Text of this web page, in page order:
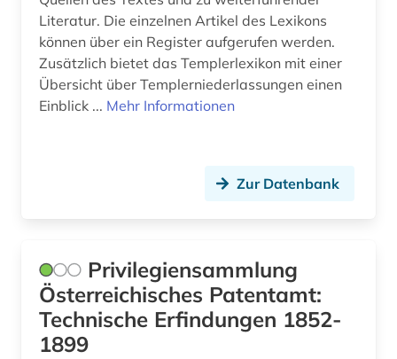
katalog (4)
kirchenbuch (1)
kirchliche eheschließung (1)
kronländer (1)
kultur (1)
Palaestina (1)
Polen (19)
Portugal (1)
Schweiz (2)
Serbien (12)
Literatur. Die einzelnen Artikel des Lexikons
können über ein Register aufgerufen werden.
Zusätzlich bietet das Templerlexikon mit einer
Übersicht über Templerniederlassungen einen
Einblick ... Mehr Informationen
Zur Datenbank
Privilegiensammlung
Österreichisches Patentamt:
Technische Erfindungen 1852-
1899